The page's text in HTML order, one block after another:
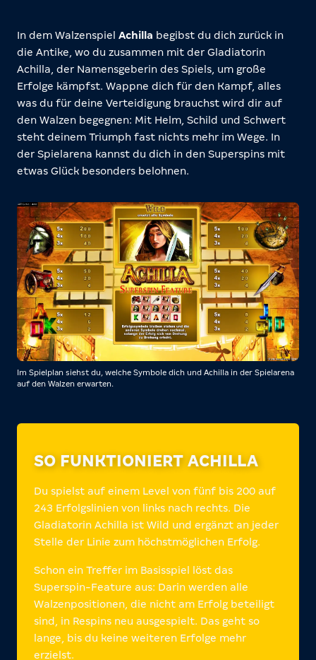
In dem Walzenspiel Achilla begibst du dich zurück in
die Antike, wo du zusammen mit der Gladiatorin
Achilla, der Namensgeberin des Spiels, um große
Erfolge kämpfst. Wappne dich für den Kampf, alles
was du für deine Verteidigung brauchst wird dir auf
den Walzen begegnen: Mit Helm, Schild und Schwert
steht deinem Triumph fast nichts mehr im Wege. In
der Spielarena kannst du dich in den Superspins mit
etwas Glück besonders belohnen.
Im Spielplan siehst du, welche Symbole dich und Achilla in der Spielarena
auf den Walzen erwarten.
SO FUNKTIONIERT ACHILLA
Du spielst auf einem Level von fünf bis 200 auf
243 Erfolgslinien von links nach rechts. Die
Gladiatorin Achilla ist Wild und ergänzt an jeder
Stelle der Linie zum höchstmöglichen Erfolg.
Schon ein Treffer im Basisspiel löst das
Superspin-Feature aus: Darin werden alle
Walzenpositionen, die nicht am Erfolg beteiligt
sind, in Respins neu ausgespielt. Das geht so
lange, bis du keine weiteren Erfolge mehr
erzielst.